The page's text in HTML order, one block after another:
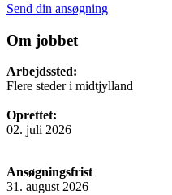
Send din ansøgning
Om jobbet
Arbejdssted:
Flere steder i midtjylland
Oprettet:
02. juli 2026
Ansøgningsfrist
31. august 2026